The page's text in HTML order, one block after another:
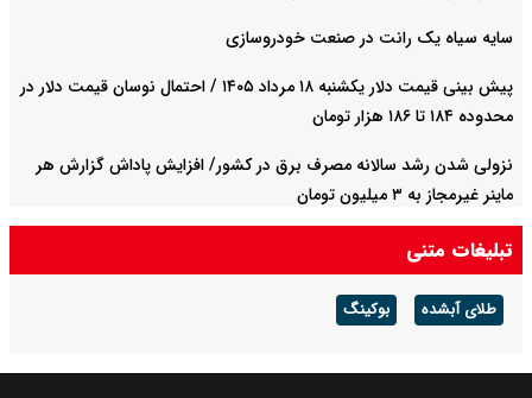
سایه سیاه یک رانت در صنعت خودروسازی
پیش ‌بینی قیمت دلار یکشنبه ۱۸ مرداد ۱۴۰۵ / احتمال نوسان قیمت دلار در
محدوده ۱۸۴ تا ۱۸۶ هزار تومان
نزولی شدن رشد سالانه مصرف برق در کشور/ افزایش پاداش گزارش هر
ماینر غیرمجاز به ۳ میلیون تومان
تبلیغات متنی
طلای آبشده بوکینگ